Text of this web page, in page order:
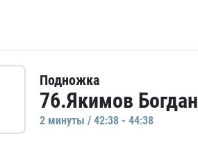
Подножка
76.Якимов Богдан
2 минуты / 42:38 - 44:38